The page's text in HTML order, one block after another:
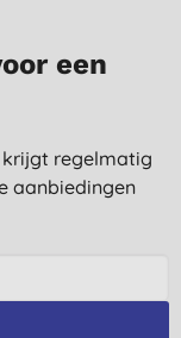
goed. Ik ben
een
krijgt regelmatig
aanbiedingen